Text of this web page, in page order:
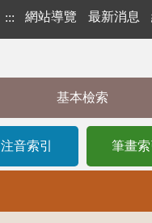
::: 網站導覽 最新消息
基本檢索
注音索引 筆畫索